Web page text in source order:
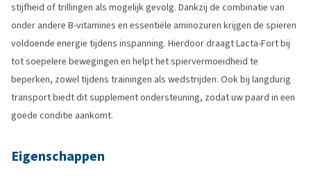
stijfheid of trillingen als mogelijk gevolg. Dankzij de combinatie van
onder andere B-vitamines en essentiële aminozuren krijgen de spieren
voldoende energie tijdens inspanning. Hierdoor draagt Lacta-Fort bij
tot soepelere bewegingen en helpt het spiervermoeidheid te
beperken, zowel tijdens trainingen als wedstrijden. Ook bij langdurig
transport biedt dit supplement ondersteuning, zodat uw paard in een
goede conditie aankomt.
Eigenschappen